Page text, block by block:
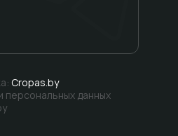
персональных данных
Cropas.by